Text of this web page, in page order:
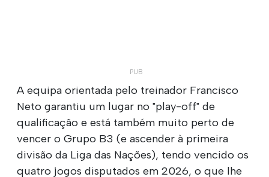
A equipa orientada pelo treinador Francisco
Neto garantiu um lugar no "play-off" de
qualificação e está também muito perto de
vencer o Grupo B3 (e ascender à primeira
divisão da Liga das Nações), tendo vencido os
quatro jogos disputados em 2026, o que lhe